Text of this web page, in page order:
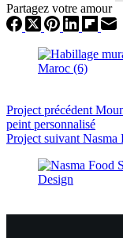
Partagez votre amour
Project précédent
peint personnalisé
Project suivant Nasma